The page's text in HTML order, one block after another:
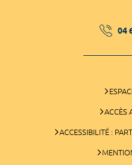
04
ACCÈS
ACCESSIBILITÉ :